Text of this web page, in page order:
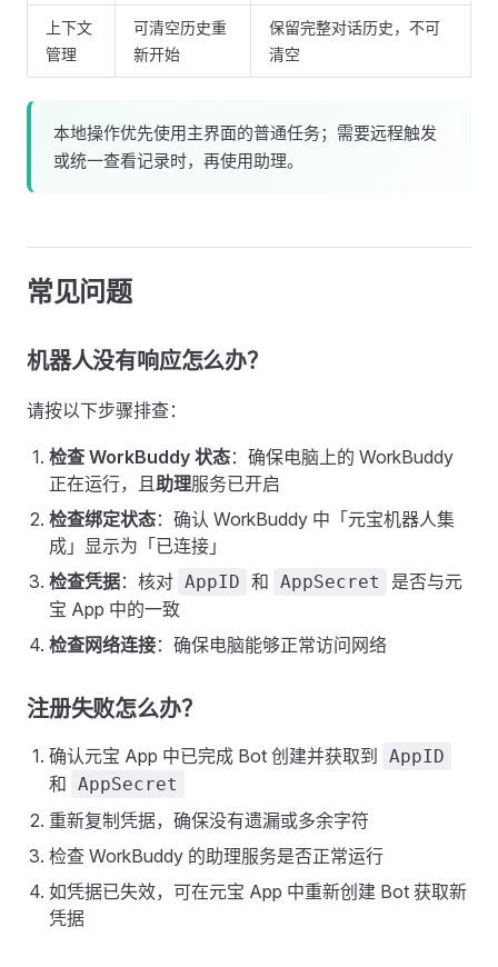
上下文
管理
可清空历史重
新开始
保留完整对话历史，不可
清空
本地操作优先使用主界面的普通任务；需要远程触发
或统一查看记录时，再使用助理。
常见问题
机器人没有响应怎么办？
请按以下步骤排查：
检查 WorkBuddy 状态：确保电脑上的 WorkBuddy
正在运行，且助理服务已开启
检查绑定状态：确认 WorkBuddy 中「元宝机器人集
成」显示为「已连接」
检查凭据：核对 AppID 和 AppSecret
是否与元
宝 App 中的一致
检查网络连接：确保电脑能够正常访问网络
注册失败怎么办？
确认元宝 App 中已完成 Bot 创建并获取到 AppID
和 AppSecret
重新复制凭据，确保没有遗漏或多余字符
检查 WorkBuddy 的助理服务是否正常运行
如凭据已失效，可在元宝 App 中重新创建 Bot 获取新
凭据